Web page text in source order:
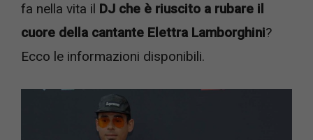
fa nella vita il DJ che è riuscito a rubare il
cuore della cantante Elettra Lamborghini?
Ecco le informazioni disponibili.